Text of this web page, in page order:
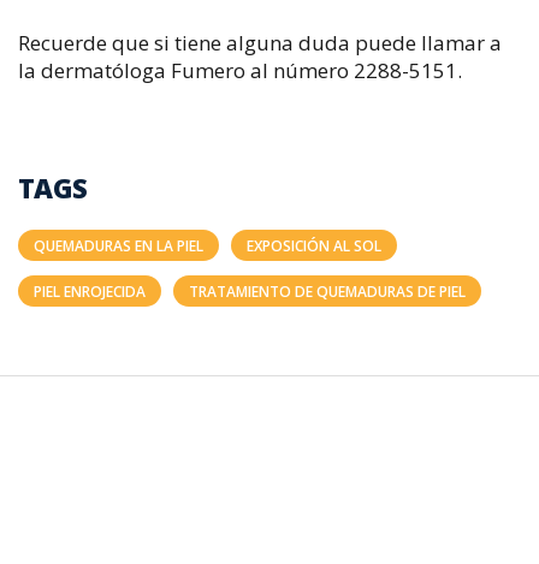
Recuerde que si tiene alguna duda puede llamar a
la dermatóloga Fumero al número 2288-5151.
TAGS
QUEMADURAS EN LA PIEL EXPOSICIÓN AL SOL
PIEL ENROJECIDA TRATAMIENTO DE QUEMADURAS DE PIEL